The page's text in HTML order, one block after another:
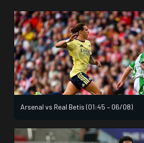
Arsenal vs Real Betis (01:45 – 06/08)